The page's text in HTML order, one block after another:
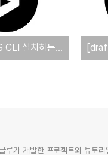
[WIP] AWS CLI 설치하는 방법
루가 개발한 프로젝트와 튜토